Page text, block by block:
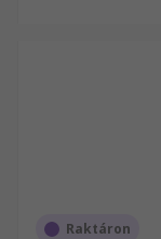
Raktáron